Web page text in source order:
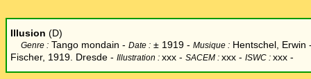
Illusion (D)
Genre : Tango mondain - Date : ± 1919 - Musique : Hentschel, Erwin
Fischer, 1919. Dresde - Illustration : xxx - SACEM : xxx - ISWC : xxx -